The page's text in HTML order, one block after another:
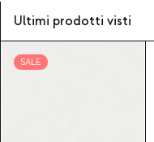
Ultimi prodotti visti
SALE